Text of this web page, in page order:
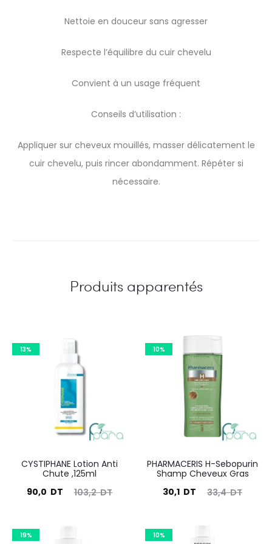
Nettoie en douceur sans agresser
Respecte l’équilibre du cuir chevelu
Convient à un usage fréquent
Conseils d’utilisation :
Appliquer sur cheveux mouillés, masser délicatement le
cuir chevelu, puis rincer abondamment. Répéter si
nécessaire.
Produits apparentés
13%
CYSTIPHANE Lotion Anti
Chute ,125ml
103,2DT
Le
initial
90,0 DT
10%
PHARMACERIS H-Sebopurin
Shamp Cheveux Gras
33,4DT
Le
initial
30,1 DT
actuel
19% 10%